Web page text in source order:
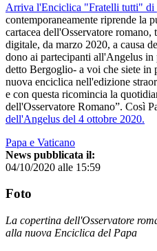
Arriva l'Enciclica "Fratelli tutti" di
contemporaneamente riprende la
cartacea dell'Osservatore romano,
digitale, da marzo 2020, a causa
dono ai partecipanti all'Angelus in
detto Bergoglio- a voi che siete in
nuova enciclica nell'edizione
e con questa ricomincia la
dell'Osservatore Romano”. Così
dell'Angelus del 4 ottobre 2020.
Papa e Vaticano
News pubblicata il:
04/10/2020 alle 15:59
Foto
La copertina dell'Osservatore
alla nuova Enciclica del Papa